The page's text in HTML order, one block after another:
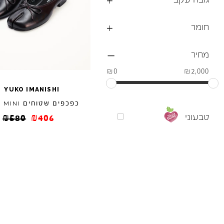
חומר
מחיר
₪0 ₪2,000
טבעוני
YUKO IMANISHI
כפכפים שטוחים
MINI
₪580 ₪406